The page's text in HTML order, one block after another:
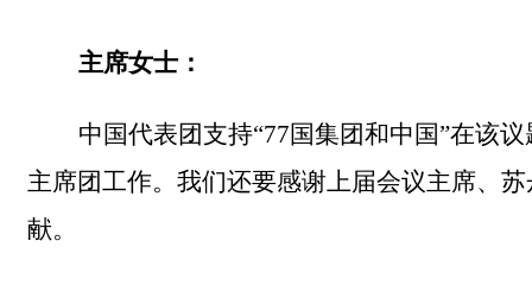
主席女士 ：
中国代表团支持“77国集团和中国”在该
主席团工作。我们还要感谢上届会议主席、 苏
献。